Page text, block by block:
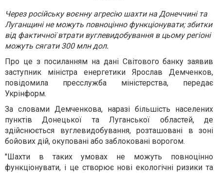
Через російську воєнну агресію шахти на Донеччині та
Луганщині не можуть повноцінно функціонувати; збитки
від фактичної втрати вуглевидобування в цьому регіоні
можуть сягати 300 млн дол.
Про це з посиланням на дані Світового банку заявив
заступник міністра енергетики Ярослав Демченков,
повідомила пресслужба міністерства, передає
Укрінформ.
За словами Демченкова, наразі більшість населених
пунктів Донецької та Луганської областей, де
здійснюється вуглевидобування, розташовані в зоні
бойових дій, окуповані або заблоковані ворогом.
"Шахти в таких умовах не можуть повноцінно
функціонувати, і це створює нові екологічні ризики та